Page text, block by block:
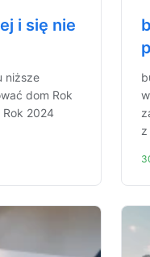
i się nie
niższe
dom Rok
2024
z